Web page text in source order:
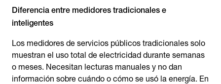
Diferencia entre medidores tradicionales e
inteligentes
Los medidores de servicios públicos tradicionales solo
muestran el uso total de electricidad durante semanas
o meses. Necesitan lecturas manuales y no dan
información sobre cuándo o cómo se usó la energía. En